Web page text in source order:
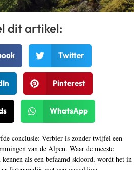
dit artikel:
Twitter
Pinterest
WhatsApp
conclusie: Verbier is zonder twijfel een
van de Alpen. Waar de meeste
als een befaamd skioord, wordt het in